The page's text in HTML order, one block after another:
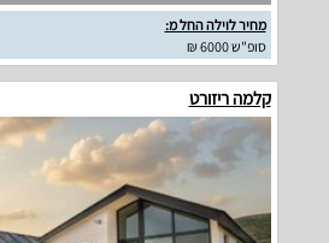
מחיר לוילה החל מ:
סופ"ש 6000 ₪
קלמה ריזורט